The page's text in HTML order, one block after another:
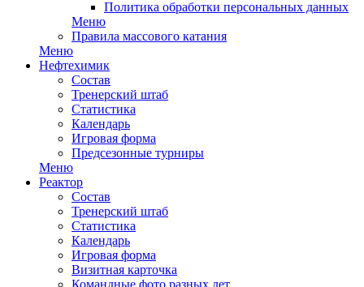
Политика обработки персональных данных
Меню
Правила массового катания
Меню
Нефтехимик
Состав
Тренерский штаб
Статистика
Календарь
Игровая форма
Предсезонные турниры
Меню
Реактор
Состав
Тренерский штаб
Статистика
Календарь
Игровая форма
Визитная карточка
Командные фото разных лет